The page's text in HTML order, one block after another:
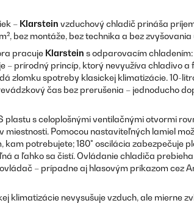
– Klarstein vzduchový chladič prináša
bez montáže, bez technika a bez
pracuje Klarstein s odparovacím
– prírodný princíp, ktorý nevyužíva chladivo a
zlomku spotreby klasickej klimatizácie. 10-
čas bez prerušenia – jednoducho
plastu s celoplošnými ventilačnými otvormi
miestnosti. Pomocou nastaviteľných lamiel
kam potrebujete; 180° oscilácia zabezpečuje
a ľahko sa čistí. Ovládanie chladiča
– prípadne aj hlasovým príkazom cez
klimatizácie nevysušuje vzduch, ale mierne